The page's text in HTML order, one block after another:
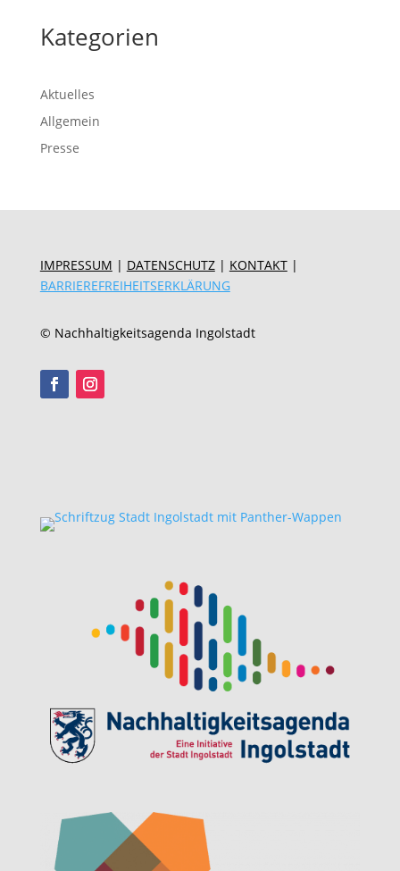
Kategorien
Aktuelles
Allgemein
Presse
IMPRESSUM | DATENSCHUTZ| KONTAKT |
BARRIEREFREIHEITSERKLÄRUNG
© Nachhaltigkeitsagenda Ingolstadt